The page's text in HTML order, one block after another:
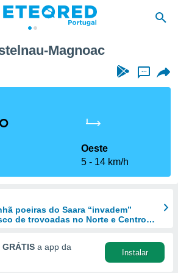
Magnoac
...
Oeste
5
14 km/h
poeiras do Saara “invadem”
de trovoadas no Norte e Centro
GRÁTIS a app da
Instalar